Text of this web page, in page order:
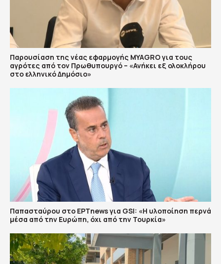
Παρουσίαση της νέας εφαρμογής MYAGRO για τους
αγρότες από τον Πρωθυπουργό – «Ανήκει εξ ολοκλήρου
στο ελληνικό Δημόσιο»
Παπασταύρου στο ΕΡΤnews για GSI: «Η υλοποίηση περνά
μέσα από την Ευρώπη, όχι από την Τουρκία»